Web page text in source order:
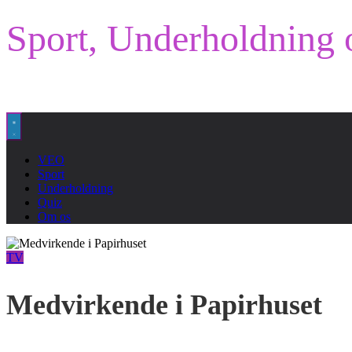
Sport, Underholdning
VEO
Sport
Underholdning
Quiz
Om os
TV
Medvirkende i Papirhuset